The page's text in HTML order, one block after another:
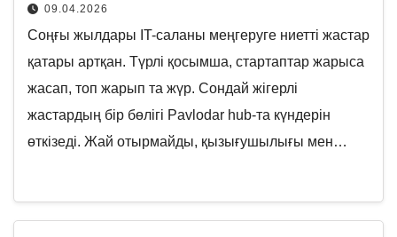
09.04.2026
Соңғы жылдары IT-саланы меңгеруге ниетті жастар
қатары артқан. Түрлі қосымша, стартаптар жарыса
жасап, топ жарып та жүр. Сондай жігерлі
жастардың бір бөлігі Pavlodar hub-та күндерін
өткізеді. Жай отырмайды, қызығушылығы мен…